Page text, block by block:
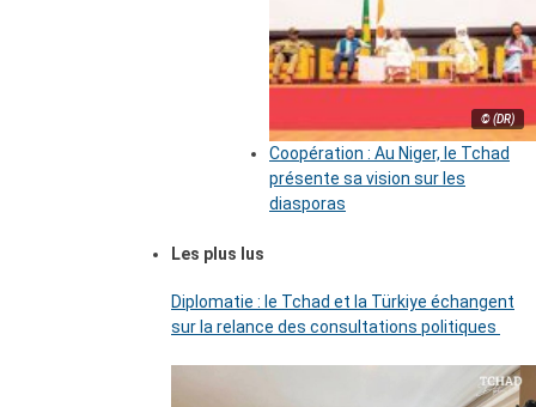
© (DR)
Coopération : Au Niger, le Tchad
présente sa vision sur les
diasporas
Les plus lus
Diplomatie : le Tchad et la Türkiye échangent
sur la relance des consultations politiques